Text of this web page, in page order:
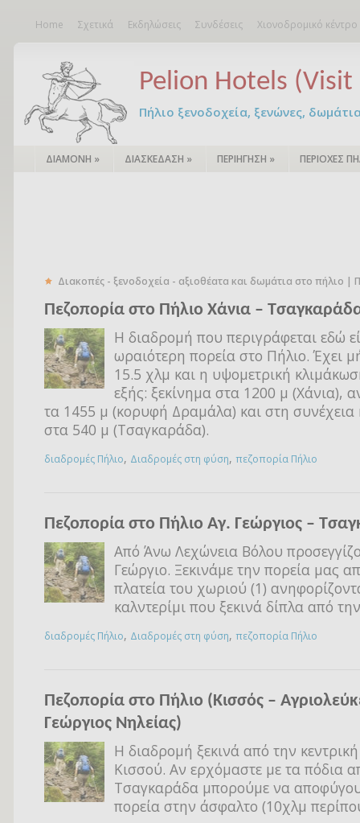
Home Σχετικά Εκδηλώσεις Συνδέσεις Χιονοδρομικό
Pelion Hotels (Visit
Πήλιο ξενοδοχεία, ξενώνες,
ΔΙΑΜΟΝΗ » ΔΙΑΣΚΕΔΑΣΗ » ΠΕΡΙΗΓΗΣΗ » ΠΕΡΙΟΧΕΣ
Διακοπές - ξενοδοχεία - αξιοθέατα και δωμάτια στο πήλιο |
Πεζοπορία στο Πήλιο Χάνια –
Η διαδρομή που περιγράφεται εδώ
ωραιότερη πορεία στο Πήλιο. Έχει
15.5 χλμ και η υψομετρική
εξής: ξεκίνημα στα 1200 μ (Χάνια),
τα 1455 μ (κορυφή Δραμάλα) και στη
στα 540 μ (Τσαγκαράδα).
διαδρομές Πήλιο, Διαδρομές στη φύση, πεζοπορία Πήλιο
Πεζοπορία στο Πήλιο Αγ. Γεώργιος –
Από Άνω Λεχώνεια Βόλου
Γεώργιο. Ξεκινάμε την πορεία μας
πλατεία του χωριού (1)
καλντερίμι που ξεκινά δίπλα από
διαδρομές Πήλιο, Διαδρομές στη φύση, πεζοπορία Πήλιο
Πεζοπορία στο Πήλιο (Κισσός –
Γεώργιος Νηλείας)
Η διαδρομή ξεκινά από την
Κισσού. Αν ερχόμαστε με τα πόδια
Τσαγκαράδα μπορούμε να
πορεία στην άσφαλτο (10χλμ